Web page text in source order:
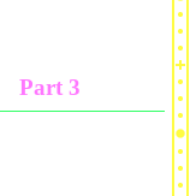
Part 3